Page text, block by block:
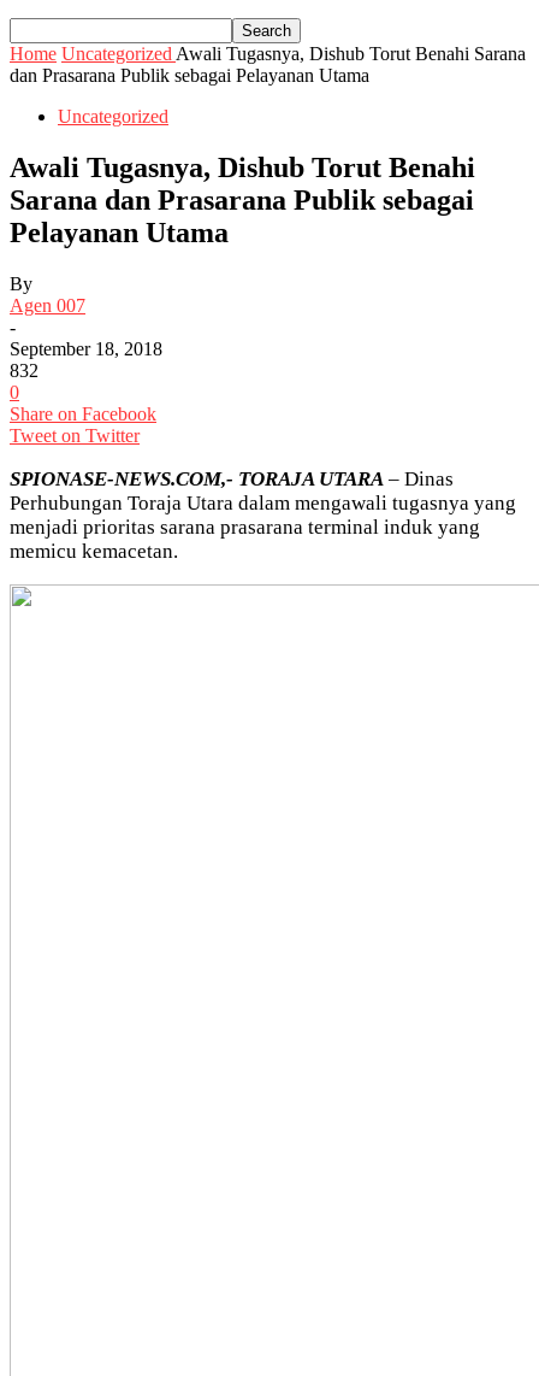
Home Uncategorized Awali Tugasnya, Dishub Torut Benahi Sarana
dan Prasarana Publik sebagai Pelayanan Utama
Uncategorized
Awali Tugasnya, Dishub Torut Benahi
Sarana dan Prasarana Publik sebagai
Pelayanan Utama
By
Agen 007
-
September 18, 2018
832
0
Share on Facebook
Tweet on Twitter
SPIONASE-NEWS.COM,- TORAJA UTARA – Dinas
Perhubungan Toraja Utara dalam mengawali tugasnya yang
menjadi prioritas sarana prasarana terminal induk yang
memicu kemacetan.